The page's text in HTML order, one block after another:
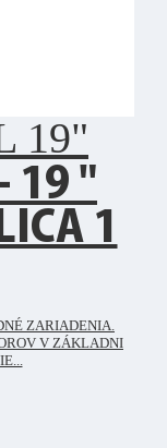
19"
19 "
1
ZARIADENIA.
V ZÁKLADNI